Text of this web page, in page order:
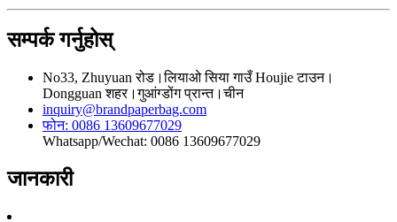
सम्पर्क गर्नुहोस्
No33, Zhuyuan रोड।लियाओ सिया गाउँ Houjie टाउन।
Dongguan शहर।गुआंग्डोंग प्रान्त।चीन
inquiry@brandpaperbag.com
फोन: 0086 13609677029
Whatsapp/Wechat: 0086 13609677029
जानकारी